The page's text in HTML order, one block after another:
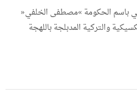
باسم الحكومة »مصطفى الخلفي«
والتركية المدبلجة باللهجة